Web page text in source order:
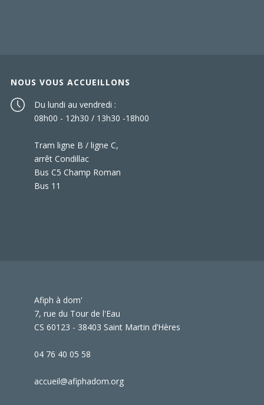
NOUS VOUS ACCUEILLONS
Du lundi au vendredi :
08h00 - 12h30 / 13h30 -18h00
Tram ligne B / ligne C,
arrêt Condillac
Bus C5 Champ Roman
Bus 11
Afiph à dom'
7, rue du Tour de l'Eau
CS 60123 - 38403 Saint Martin d’Hères
04 76 40 05 58
accueil@afiphadom.org